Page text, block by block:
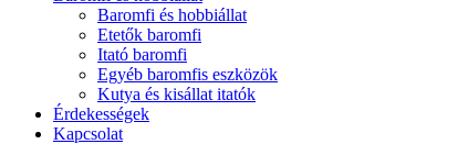
Baromfi és hobbiállat
Etetők baromfi
Itató baromfi
Egyéb baromfis eszközök
Kutya és kisállat itatók
Érdekességek
Kapcsolat